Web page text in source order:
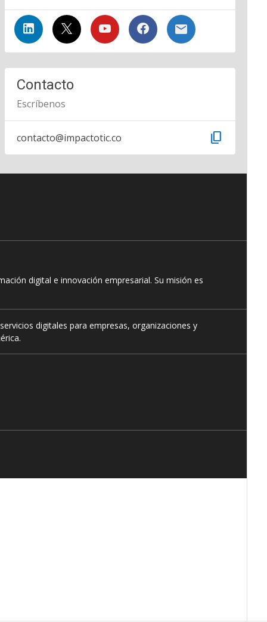
Contacto
Escríbenos
contacto@impactotic.co content_copy
digital e innovación empresarial. Su misión es
digitales para empresas, organizaciones y